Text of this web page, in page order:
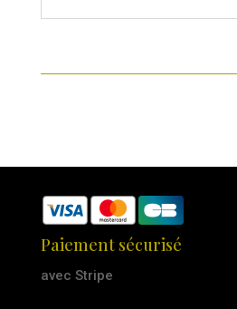
Paiement sécurisé
avec Stripe